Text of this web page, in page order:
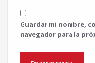
Guardar mi nombre,
navegador para la